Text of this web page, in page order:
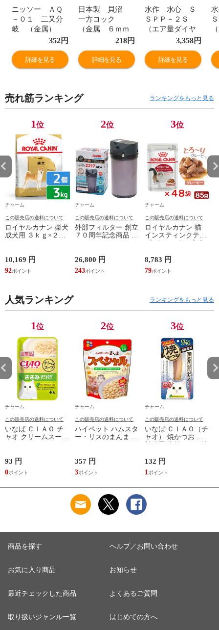
ニッソー ＡＱ
－０１ 二又分
岐 （金属）
エアーチューブ
352円
詳細を見る
日本製 貝沼
一方コック
（金属 ６ｍｍ
エアーチューブ
218円
詳細を見る
水作 水心 Ｓ
ＳＰＰ－２Ｓ
（エア量ダイヤ
ル調整式） ６
水槽用エアーポ
ンプ おまけ付
3,358円
詳細を見る
売れ筋ランキング ランキングをもっと見る
1位
チャーム
この販売店の送料について
ロイヤルカナン 柴犬
成犬用 ３ｋｇ×２袋
お一人様２点限り 関
東当日便
10,169 円
92
2位
チャーム
この販売店の送料について
外部フィルター 創立
７０周年記念商品 エ
グレー ５０Ｈｚ 東
日本用 水槽 アクア
リウム 関東当日便
26,800 円
243
3位
チャーム
この販売店の送料について
ロイヤルカナン 猫
インスティンクティ
ブ グレービー 成猫
袋 お一人様１点限り
関東当日便
8,783 円
79
人気ランキング ランキングをもっと見る
1位
チャーム
この販売店の送料について
いなば ＣＩＡＯ チ
ャオ クリームスープ
パウチ ささみ ほた
４０ｇ 猫 キャット
フード 関東当日便
93 円
0
2位
チャーム
この販売店の送料について
ハイペット ハムスタ
ー・リスのまんま ス
東当日便
357 円
3
3位
チャーム
この販売店の送料について
いなば ＣＩＡＯ（チ
ャオ） 焼かつお 高
齢猫用 海鮮ほたて味
当日便
132 円
1
商品を探す
お気に入り商品
最近チェックした商品
取り扱いジャンル一覧
ヘルプ／お問い合わせ
お知らせ
よくあるご質問
はじめての方へ